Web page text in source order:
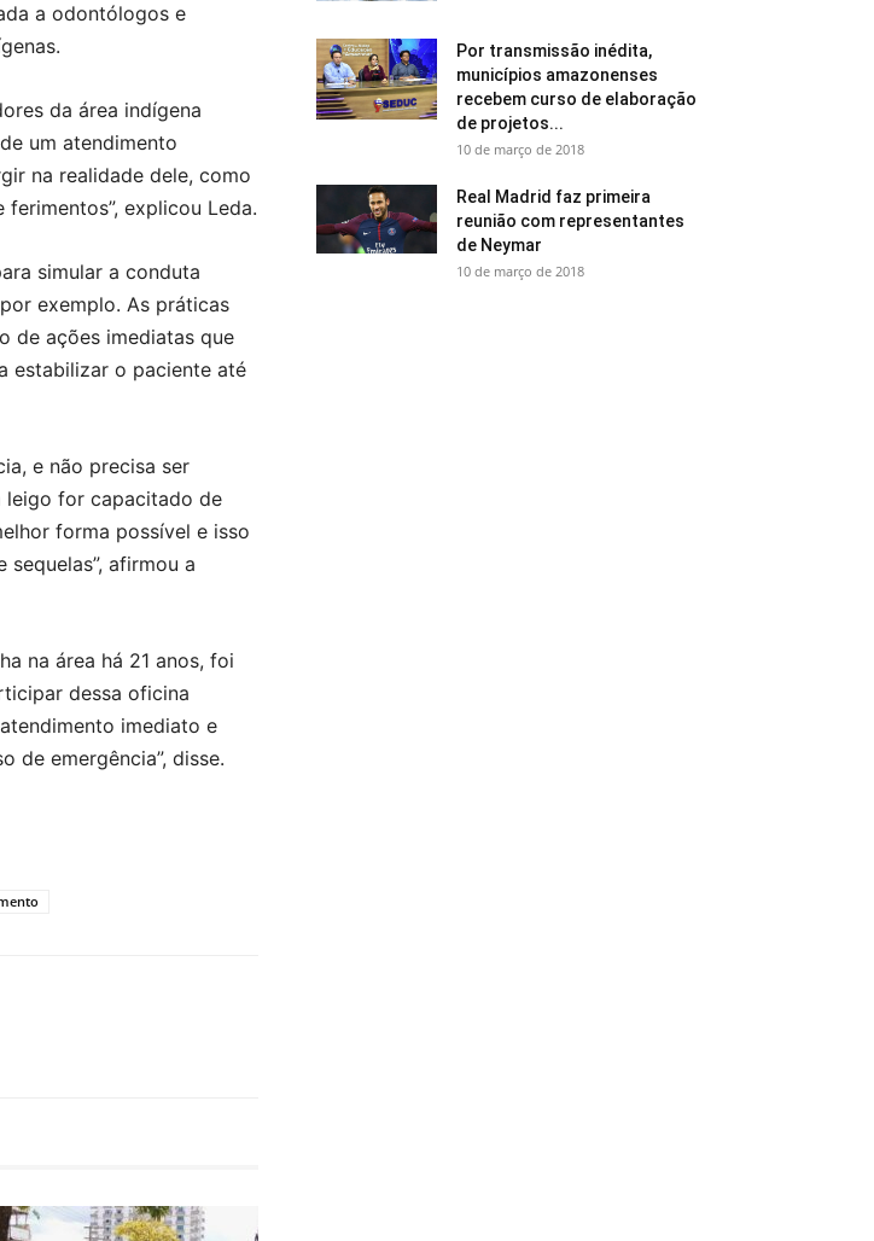
a odontólogos e
da área indígena
um atendimento
na realidade dele, como
explicou Leda.
simular a conduta
exemplo. As práticas
de ações imediatas que
estabilizar o paciente até
e não precisa ser
leigo for capacitado de
forma possível e isso
afirmou a
na área há 21 anos, foi
dessa oficina
imediato e
de emergência”, disse.
Por transmissão inédita,
municípios amazonenses
recebem curso de elaboração
de projetos...
10 de março de 2018
Real Madrid faz primeira
reunião com representantes
de Neymar
10 de março de 2018